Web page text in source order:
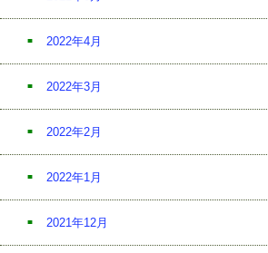
2022年4月
2022年3月
2022年2月
2022年1月
2021年12月